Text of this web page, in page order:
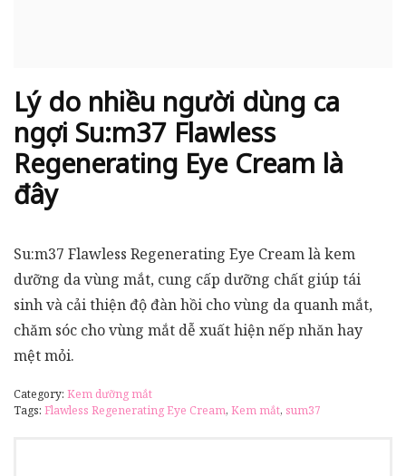
Lý do nhiều người dùng ca
ngợi Su:m37 Flawless
Regenerating Eye Cream là
đây
Su:m37 Flawless Regenerating Eye Cream là kem
dưỡng da vùng mắt, cung cấp dưỡng chất giúp tái
sinh và cải thiện độ đàn hồi cho vùng da quanh mắt,
chăm sóc cho vùng mắt dễ xuất hiện nếp nhăn hay
mệt mỏi.
Category: Kem dưỡng mắt
Tags: Flawless Regenerating Eye Cream, Kem mắt, sum37